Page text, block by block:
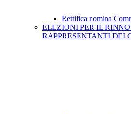
Rettifica nomina
ELEZIONI PER IL
RAPPRESENTANTI DEI